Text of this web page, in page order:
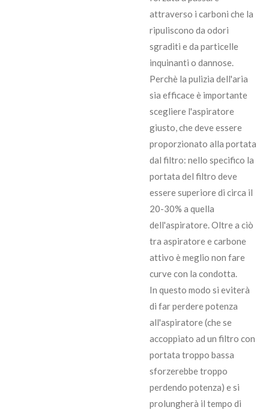
attraverso i carboni che la
ripuliscono da odori
sgraditi e da particelle
inquinanti o dannose.
Perchè la pulizia dell'aria
sia efficace è importante
scegliere l'aspiratore
giusto, che deve essere
proporzionato alla portata
dal filtro: nello specifico la
portata del filtro deve
essere superiore di circa il
20-30% a quella
dell'aspiratore. Oltre a ciò
tra aspiratore e carbone
attivo è meglio non fare
curve con la condotta.
In questo modo si eviterà
di far perdere potenza
all'aspiratore (che se
accoppiato ad un filtro con
portata troppo bassa
sforzerebbe troppo
perdendo potenza) e si
prolungherà il tempo di